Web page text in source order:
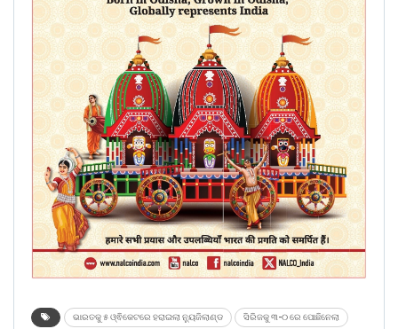
ଭାରତକୁ ୫ ଓ୍ଵିକେଟରେ ହରାଇଲା ନ୍ୟୁଜିଲାଣ୍ଡ ସିରିଜକୁ ୩-୦ ରେ ପୋଛିନେଲା